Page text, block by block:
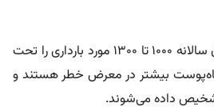
کاردیومیوپاتی پس از زایمان سالانه ۱۰۰۰ تا ۱۳۰۰ مورد بارداری را تحت
بیشتر در معرض خطر هستند و
داده می‌شوند.